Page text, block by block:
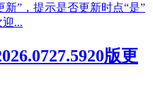
新”，提示是否更新时点“是”
...
版更